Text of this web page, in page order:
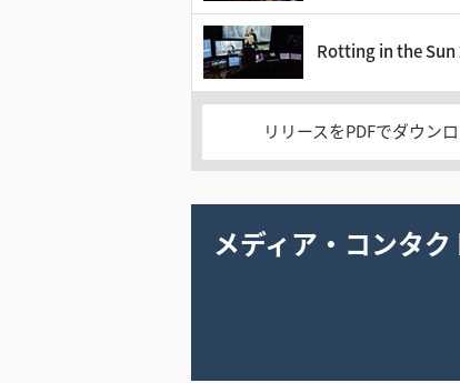
Rotting in the Sun
リリースをPDFでダウン
メディア・コンタク